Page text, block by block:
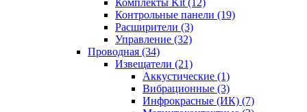
Комплекты Kit (12)
Контрольные панели (19)
Расширители (3)
Управление (32)
Проводная (34)
Извещатели (21)
Аккустические (1)
Вибрационные (3)
Инфрокрасные (ИК) (7)